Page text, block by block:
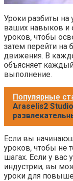
Уроки разбиты на
ваших навыков и
уроков, чтобы
затем перейти
движения. В
объясняет
выполнение.
Популярные
Araselis2
Если вы
уроков, чтобы не
шагах. Если у вас
индустрии, вы
уроки для